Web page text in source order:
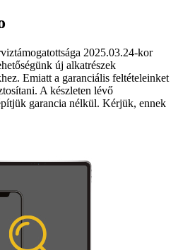
2025.03.24-kor
új alkatrészek
Emiatt a garanciális feltételeinket
A készleten lévő
garancia nélkül. Kérjük, ennek